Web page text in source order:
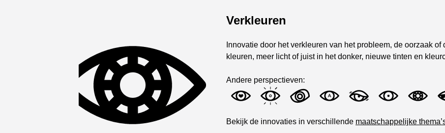
Verkleuren
Innovatie door het verkleuren van het probleem, de oorzaak
kleuren, meer licht of juist in het donker, nieuwe tinten en
Andere perspectieven:
Bekijk de innovaties in verschillende maatschappelijke